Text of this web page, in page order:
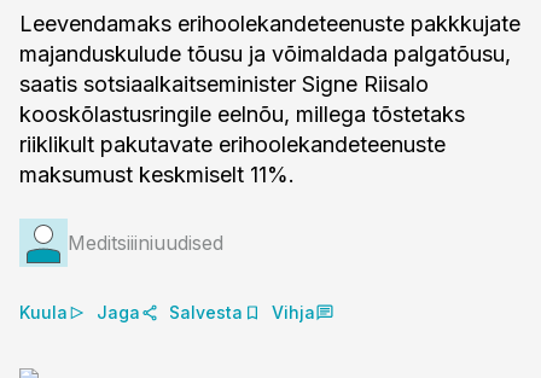
Leevendamaks erihoolekandeteenuste pakkkujate
majanduskulude tõusu ja võimaldada palgatõusu,
saatis sotsiaalkaitseminister Signe Riisalo
kooskõlastusringile eelnõu, millega tõstetaks
riiklikult pakutavate erihoolekandeteenuste
maksumust keskmiselt 11%.
Meditsiiiniuudised
Kuula Jaga Salvesta Vihja